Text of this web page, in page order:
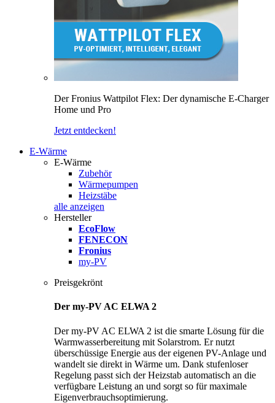
Der Fronius Wattpilot Flex: Der dynamische E-Charger
Home und Pro
Jetzt entdecken!
E-Wärme
E-Wärme
Zubehör
Wärmepumpen
Heizstäbe
alle anzeigen
Hersteller
EcoFlow
FENECON
Fronius
my-PV
Preisgekrönt
Der my-PV AC ELWA 2
Der my-PV AC ELWA 2 ist die smarte Lösung für die
Warmwasserbereitung mit Solarstrom. Er nutzt
überschüssige Energie aus der eigenen PV-Anlage und
wandelt sie direkt in Wärme um. Dank stufenloser
Regelung passt sich der Heizstab automatisch an die
verfügbare Leistung an und sorgt so für maximale
Eigenverbrauchsoptimierung.